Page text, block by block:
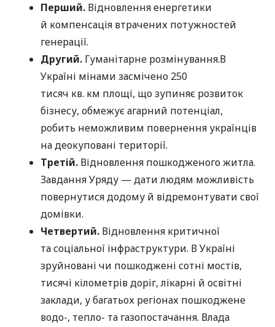
Перший. Відновлення енергетики
й компенсація втрачених потужностей
генерації.
Другий. Гуманітарне розмінування.В
Україні мінами засмічено 250
тисяч кв. км площі, що зупиняє розвиток
бізнесу, обмежує агарний потенціал,
робить неможливим повернення українців
на деокуповані території.
Третій. Відновлення пошкодженого житла.
Завдання Уряду — дати людям можливість
повернутися додому й відремонтувати свої
домівки.
Четвертий. Відновлення критичної
та соціальної інфраструктури. В Україні
зруйновані чи пошкоджені сотні мостів,
тисячі кілометрів доріг, лікарні й освітні
заклади, у багатьох регіонах пошкоджене
водо-, тепло- та газопостачання. Влада